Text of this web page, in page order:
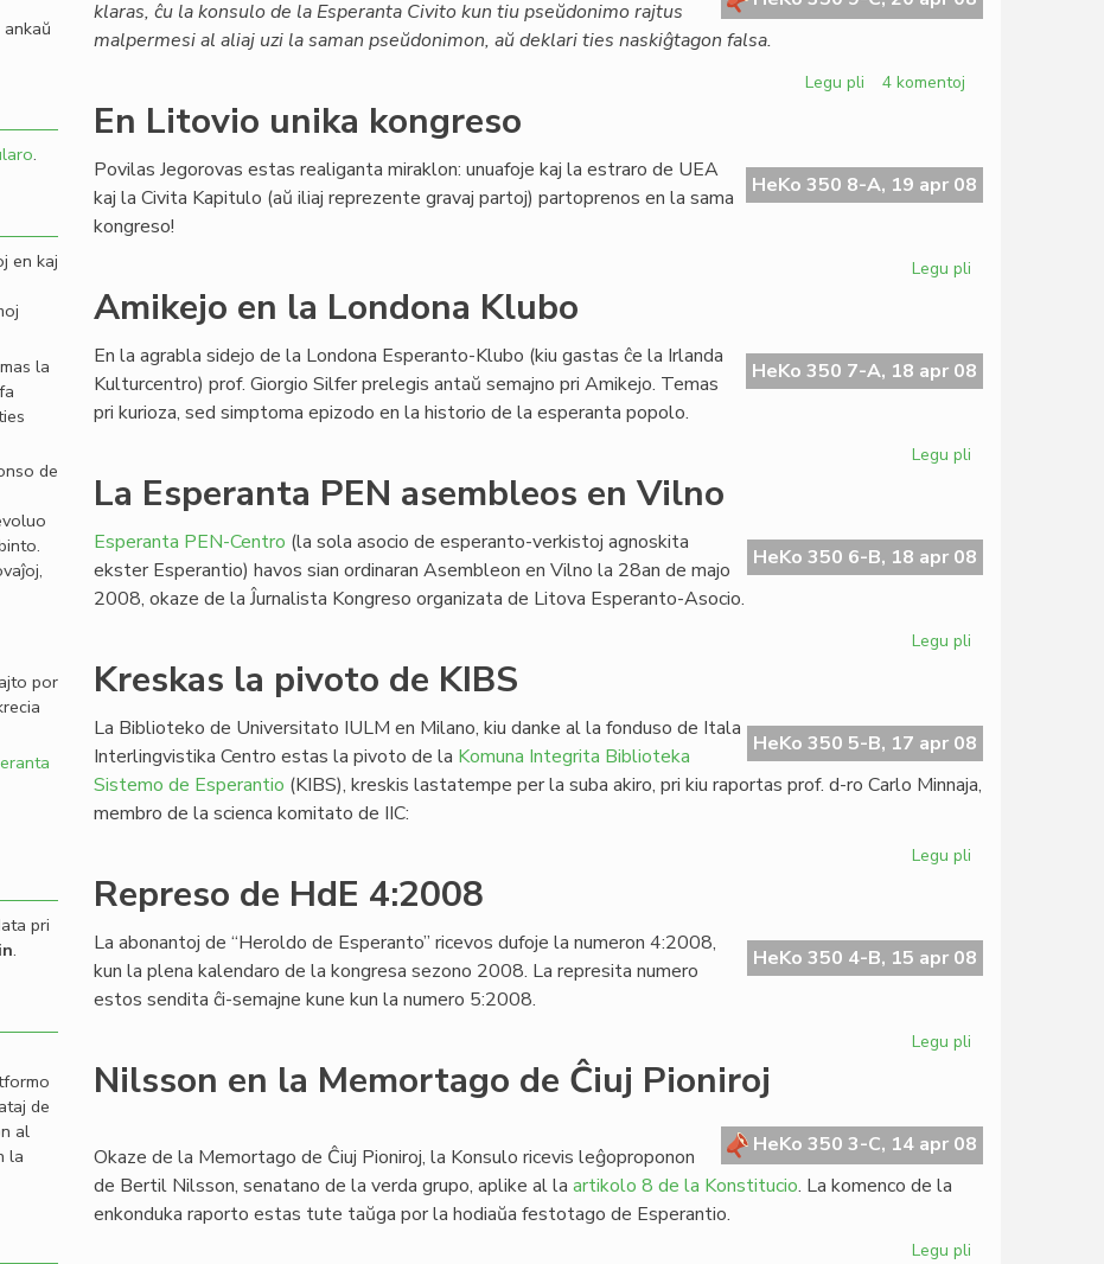
klaras, ĉu la konsulo de la Esperanta Civito kun tiu pseŭdonimo rajtus
malpermesi al aliaj uzi la saman pseŭdonimon, aŭ deklari ties naskiĝtagon falsa.
Legu pli pri
virtuala
komunumo
4 komentoj
En Litovio unika kongreso
HeKo 350 8-A, 19 apr 08
Povilas Jegorovas estas realiganta miraklon: unuafoje kaj la estraro de UEA
kaj la Civita Kapitulo (aŭ iliaj reprezente gravaj partoj) partoprenos en la sama
kongreso!
Legu pli
kongreso
Amikejo en la Londona Klubo
HeKo 350 7-A, 18 apr 08
En la agrabla sidejo de la Londona Esperanto-Klubo (kiu gastas ĉe la Irlanda
Kulturcentro) prof. Giorgio Silfer prelegis antaŭ semajno pri Amikejo. Temas
pri kurioza, sed simptoma epizodo en la historio de la esperanta popolo.
Legu pli
Londona
Klubo
La Esperanta PEN asembleos en Vilno
HeKo 350 6-B, 18 apr 08
Esperanta PEN-Centro (la sola asocio de esperanto-verkistoj agnoskita
ekster Esperantio) havos sian ordinaran Asembleon en Vilno la 28an de majo
2008, okaze de la Ĵurnalista Kongreso organizata de Litova Esperanto-Asocio.
Legu pli
asembleos
en
Vilno
Kreskas la pivoto de KIBS
HeKo 350 5-B, 17 apr 08
La Biblioteko de Universitato IULM en Milano, kiu danke al la fonduso de Itala
Interlingvistika Centro estas la pivoto de la Komuna Integrita Biblioteka
Sistemo de Esperantio (KIBS), kreskis lastatempe per la suba akiro, pri kiu raportas prof. d-ro Carlo Minnaja,
membro de la scienca komitato de IIC:
Legu pli
de
KIBS
Represo de HdE 4:2008
HeKo 350 4-B, 15 apr 08
La abonantoj de “Heroldo de Esperanto” ricevos dufoje la numeron 4:2008,
kun la plena kalendaro de la kongresa sezono 2008. La represita numero
estos sendita ĉi-semajne kune kun la numero 5:2008.
Legu pli
4:2008
Nilsson en la Memortago de Ĉiuj Pioniroj
HeKo 350 3-C, 14 apr 08
Okaze de la Memortago de Ĉiuj Pioniroj, la Konsulo ricevis leĝoproponon
de Bertil Nilsson, senatano de la verda grupo, aplike al la artikolo 8 de la Konstitucio. La komenco de la
enkonduka raporto estas tute taŭga por la hodiaŭa festotago de Esperantio.
Legu pli
.
en kaj
la
de
por
pri
.
de
al
la